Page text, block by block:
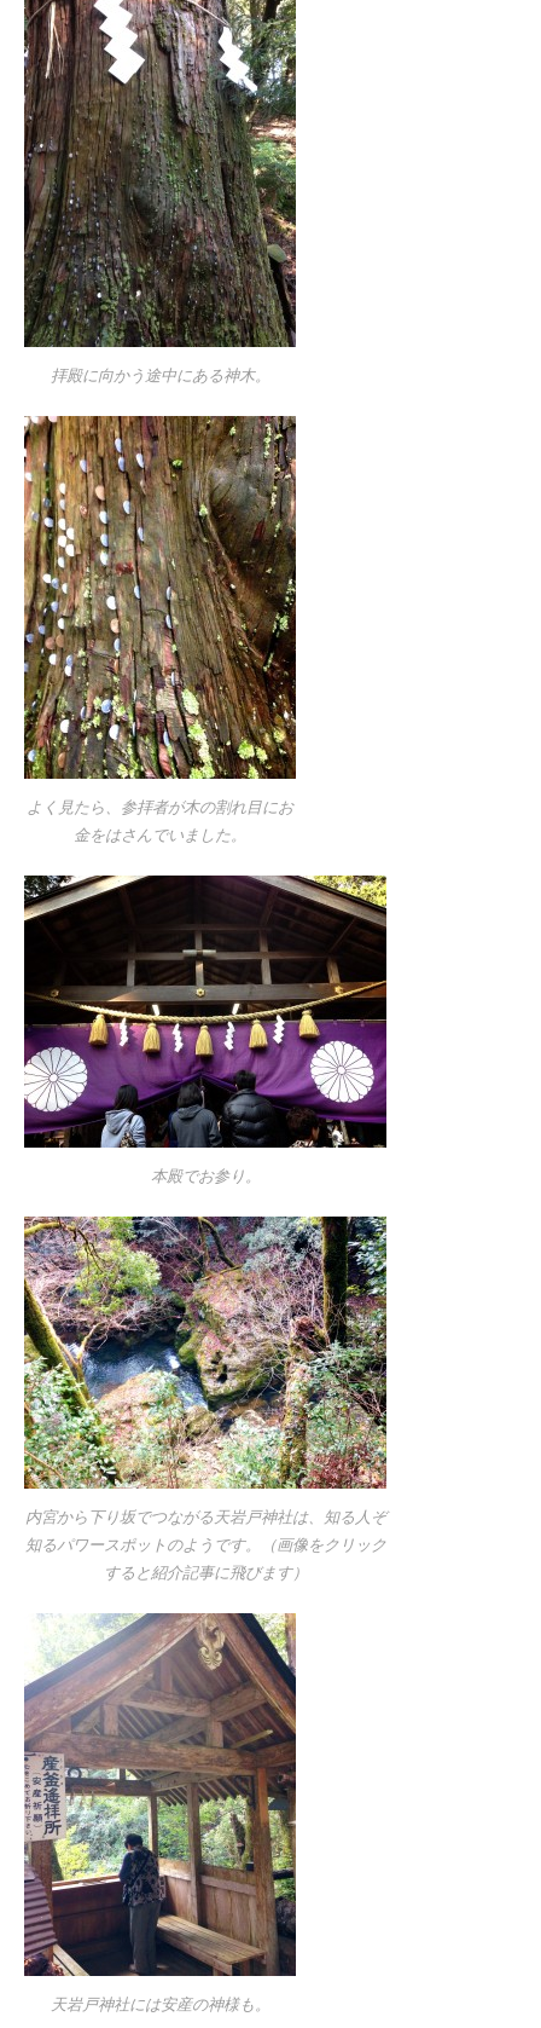
拝殿に向かう途中にある神木。
よく見たら、参拝者が木の割れ目にお
金をはさんでいました。
本殿でお参り。
内宮から下り坂でつながる天岩戸神社は、知る人ぞ
知るパワースポットのようです。（画像をクリック
すると紹介記事に飛びます）
天岩戸神社には安産の神様も。